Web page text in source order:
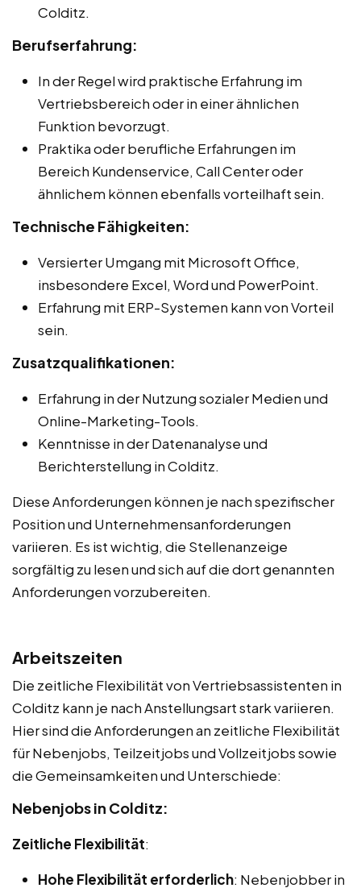
Colditz.
Berufserfahrung:
In der Regel wird praktische Erfahrung im
Vertriebsbereich oder in einer ähnlichen
Funktion bevorzugt.
Praktika oder berufliche Erfahrungen im
Bereich Kundenservice, Call Center oder
ähnlichem können ebenfalls vorteilhaft sein.
Technische Fähigkeiten:
Versierter Umgang mit Microsoft Office,
insbesondere Excel, Word und PowerPoint.
Erfahrung mit ERP-Systemen kann von Vorteil
sein.
Zusatzqualifikationen:
Erfahrung in der Nutzung sozialer Medien und
Online-Marketing-Tools.
Kenntnisse in der Datenanalyse und
Berichterstellung in Colditz.
Diese Anforderungen können je nach spezifischer
Position und Unternehmensanforderungen
variieren. Es ist wichtig, die Stellenanzeige
sorgfältig zu lesen und sich auf die dort genannten
Anforderungen vorzubereiten.
Arbeitszeiten
Die zeitliche Flexibilität von Vertriebsassistenten in
Colditz kann je nach Anstellungsart stark variieren.
Hier sind die Anforderungen an zeitliche Flexibilität
für Nebenjobs, Teilzeitjobs und Vollzeitjobs sowie
die Gemeinsamkeiten und Unterschiede:
Nebenjobs in Colditz:
Zeitliche Flexibilität:
Hohe Flexibilität erforderlich: Nebenjobber in